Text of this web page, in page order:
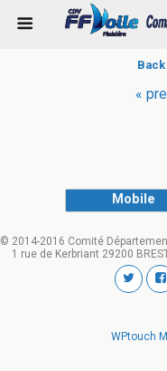
«
Mobile
© 2014-2016 Comité
1 rue de Kerbriant 29200
WPtouch